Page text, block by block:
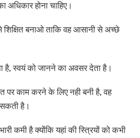
अधिकार होना चाहिए।
शिक्षित बनाओ ताकि वह आसानी से अच्छे
है, स्वयं को जानने का अवसर देता है।
पर काम करने के लिए नही बनी है, वह
है।
कमी है क्योंकि यहां की स्त्रियों को कभी